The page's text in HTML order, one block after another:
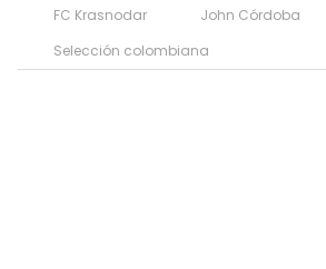
FC Krasnodar
John Córdoba
Selección colombiana